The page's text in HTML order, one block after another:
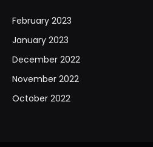
February 2023
January 2023
December 2022
November 2022
October 2022